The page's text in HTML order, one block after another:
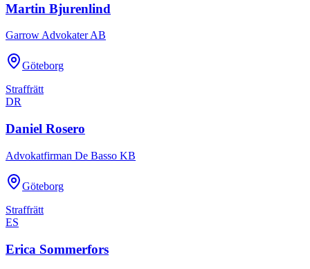
Martin Bjurenlind
Garrow Advokater AB
Göteborg
Straffrätt
DR
Daniel Rosero
Advokatfirman De Basso KB
Göteborg
Straffrätt
ES
Erica Sommerfors